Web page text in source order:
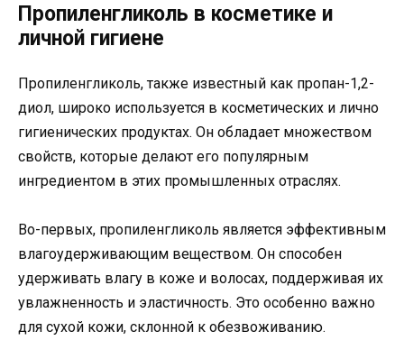
Пропиленгликоль в косметике и
личной гигиене
Пропиленгликоль, также известный как пропан-1,2-
диол, широко используется в косметических и лично
гигиенических продуктах. Он обладает множеством
свойств, которые делают его популярным
ингредиентом в этих промышленных отраслях.
Во-первых, пропиленгликоль является эффективным
влагоудерживающим веществом. Он способен
удерживать влагу в коже и волосах, поддерживая их
увлажненность и эластичность. Это особенно важно
для сухой кожи, склонной к обезвоживанию.